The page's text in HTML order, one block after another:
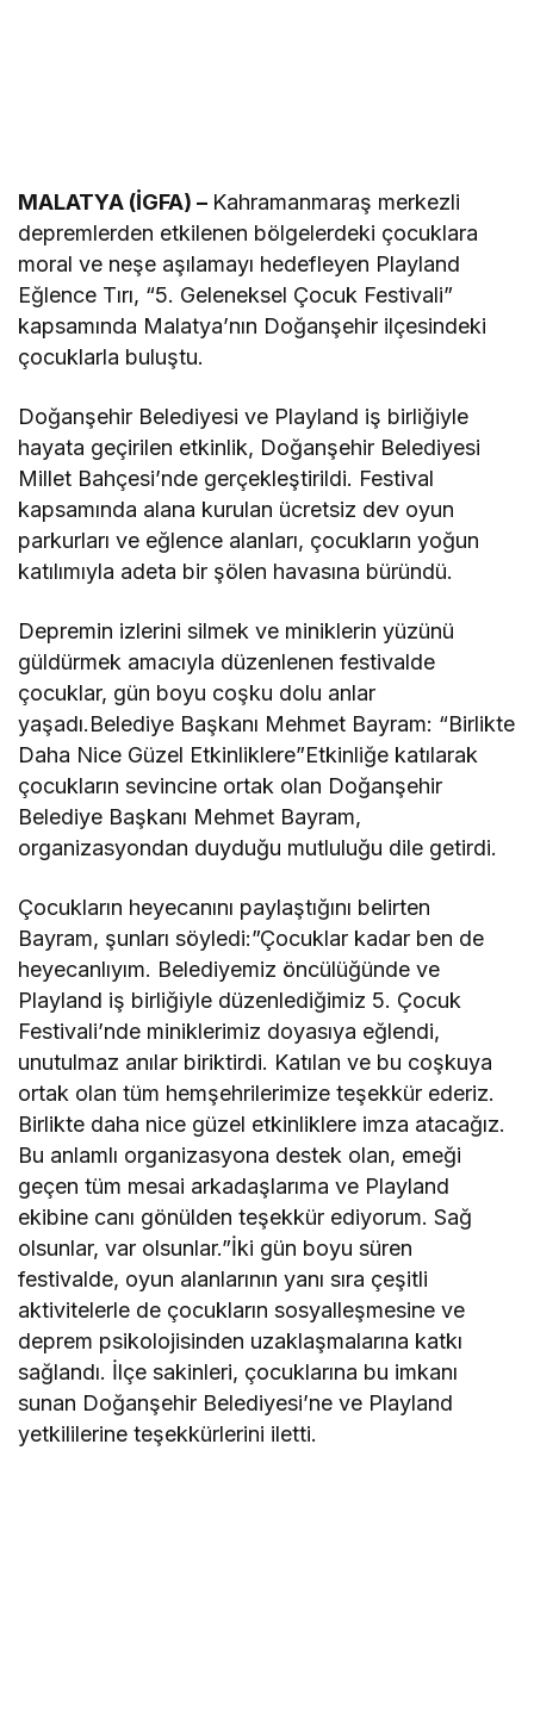
MALATYA (İGFA) – Kahramanmaraş merkezli
depremlerden etkilenen bölgelerdeki çocuklara
moral ve neşe aşılamayı hedefleyen Playland
Eğlence Tırı, “5. Geleneksel Çocuk Festivali”
kapsamında Malatya’nın Doğanşehir ilçesindeki
çocuklarla buluştu.
Doğanşehir Belediyesi ve Playland iş birliğiyle
hayata geçirilen etkinlik, Doğanşehir Belediyesi
Millet Bahçesi’nde gerçekleştirildi. Festival
kapsamında alana kurulan ücretsiz dev oyun
parkurları ve eğlence alanları, çocukların yoğun
katılımıyla adeta bir şölen havasına büründü.
Depremin izlerini silmek ve miniklerin yüzünü
güldürmek amacıyla düzenlenen festivalde
çocuklar, gün boyu coşku dolu anlar
yaşadı.Belediye Başkanı Mehmet Bayram: “Birlikte
Daha Nice Güzel Etkinliklere”Etkinliğe katılarak
çocukların sevincine ortak olan Doğanşehir
Belediye Başkanı Mehmet Bayram,
organizasyondan duyduğu mutluluğu dile getirdi.
Çocukların heyecanını paylaştığını belirten
Bayram, şunları söyledi:”Çocuklar kadar ben de
heyecanlıyım. Belediyemiz öncülüğünde ve
Playland iş birliğiyle düzenlediğimiz 5. Çocuk
Festivali’nde miniklerimiz doyasıya eğlendi,
unutulmaz anılar biriktirdi. Katılan ve bu coşkuya
ortak olan tüm hemşehrilerimize teşekkür ederiz.
Birlikte daha nice güzel etkinliklere imza atacağız.
Bu anlamlı organizasyona destek olan, emeği
geçen tüm mesai arkadaşlarıma ve Playland
ekibine canı gönülden teşekkür ediyorum. Sağ
olsunlar, var olsunlar.”İki gün boyu süren
festivalde, oyun alanlarının yanı sıra çeşitli
aktivitelerle de çocukların sosyalleşmesine ve
deprem psikolojisinden uzaklaşmalarına katkı
sağlandı. İlçe sakinleri, çocuklarına bu imkanı
sunan Doğanşehir Belediyesi’ne ve Playland
yetkililerine teşekkürlerini iletti.